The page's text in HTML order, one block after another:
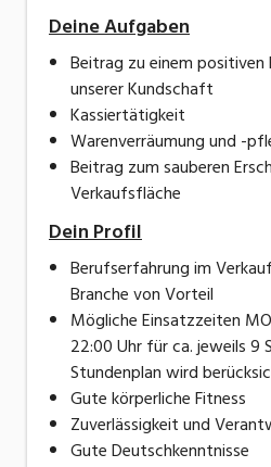
Deine Aufgaben
Beitrag zu einem positiven
unserer Kundschaft
Kassiertätigkeit
Warenverräumung und -
Beitrag zum sauberen
Verkaufsfläche
Dein Profil
Berufserfahrung im
Branche von Vorteil
Mögliche Einsatzzeiten
22:00 Uhr für ca. jeweils 9
Stundenplan wird
Gute körperliche Fitness
Zuverlässigkeit und
Gute Deutschkenntnisse